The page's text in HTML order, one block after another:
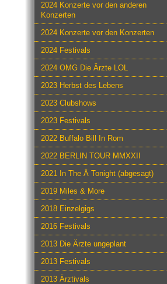
2024 Konzerte vor den anderen
Konzerten
2024 Konzerte vor den Konzerten
2024 Festivals
2024 OMG Die Ärzte LOL
2023 Herbst des Lebens
2023 Clubshows
2023 Festivals
2022 Buffalo Bill In Rom
2022 BERLIN TOUR MMXXII
2021 In The Ä Tonight (abgesagt)
2019 Miles & More
2018 Einzelgigs
2016 Festivals
2013 Die Ärzte ungeplant
2013 Festivals
2013 Ärztivals